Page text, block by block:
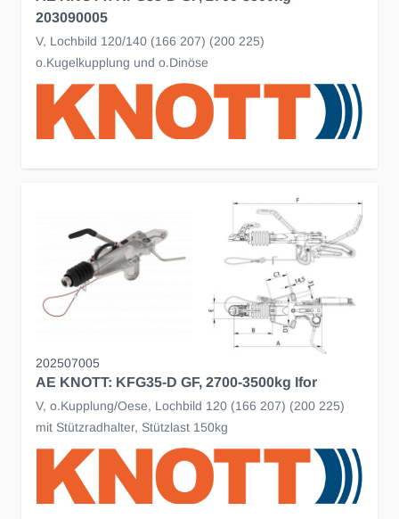
203090005
V, Lochbild 120/140 (166 207) (200 225)
o.Kugelkupplung und o.Dinöse
202507005
AE KNOTT: KFG35-D GF, 2700-3500kg Ifor
V, o.Kupplung/Oese, Lochbild 120 (166 207) (200 225)
mit Stützradhalter, Stützlast 150kg